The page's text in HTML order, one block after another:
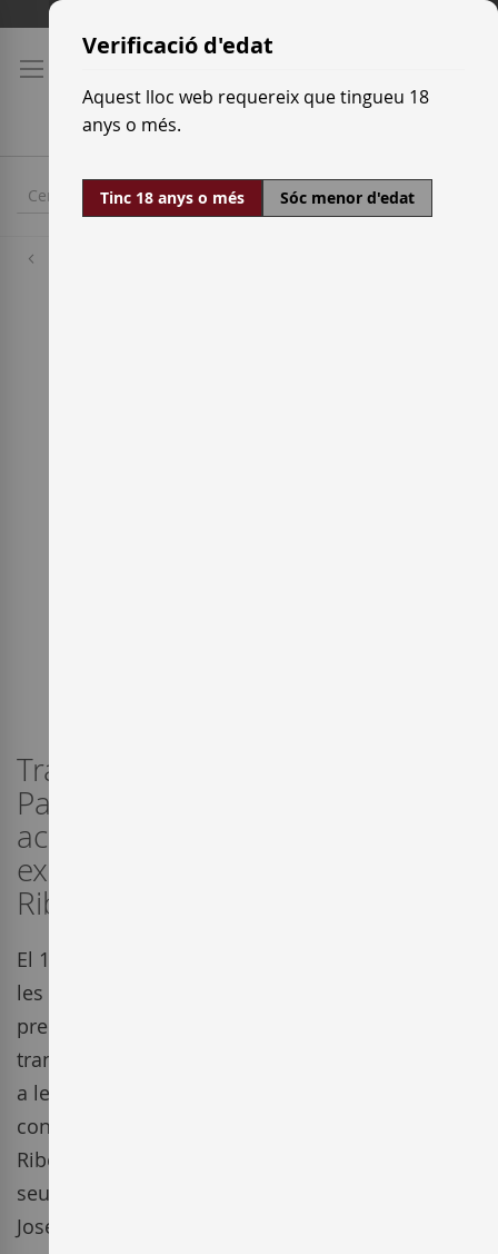
Skip
Content
Tradició i innovació s'uneixen a
Pago de Carraovejas per
aconseguir una de les
expressions més elegants de la
Ribera del Duero.
El 1982 neix el Restaurant José María, a Segòvia, i
les idees d'aquell jove inquiet comencen a
prendre vida. José María Ruiz comença a
transformar el concepte dels vins que se servien
a les fondes castellanes. Anys més tard, gran
coneixedor, ja aleshores, del potencial de la
Ribera del Duero, tenia la gran il·lusió de crear el
seu propi vi per acompanyar al porcell. El 1987
José María encapçala un grup de segovians
Verificació d'edat
Aquest lloc web requereix que tingueu 18
anys o més.
Tinc 18 anys o més Sóc menor d'edat